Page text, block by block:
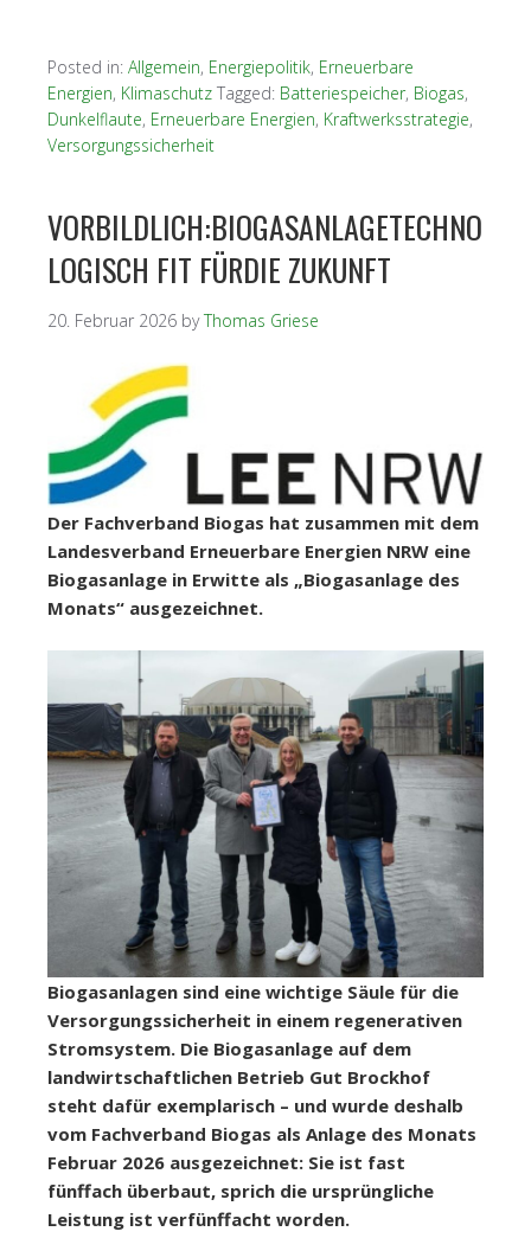
Posted in: Allgemein, Energiepolitik, Erneuerbare
Energien, Klimaschutz Tagged: Batteriespeicher, Biogas,
Dunkelflaute, Erneuerbare Energien, Kraftwerksstrategie,
Versorgungssicherheit
VORBILDLICH:BIOGASANLAGETECHNO
LOGISCH FIT FÜRDIE ZUKUNFT
20. Februar 2026 byThomas Griese
Der Fachverband Biogas hat zusammen mit dem
Landesverband Erneuerbare Energien NRW eine
Biogasanlage in Erwitte als „Biogasanlage des
Monats“ ausgezeichnet.
Biogasanlagen sind eine wichtige Säule für die
Versorgungssicherheit in einem regenerativen
Stromsystem. Die Biogasanlage auf dem
landwirtschaftlichen Betrieb Gut Brockhof
steht dafür exemplarisch – und wurde deshalb
vom Fachverband Biogas als Anlage des Monats
Februar 2026 ausgezeichnet: Sie ist fast
fünffach überbaut, sprich die ursprüngliche
Leistung ist verfünffacht worden.